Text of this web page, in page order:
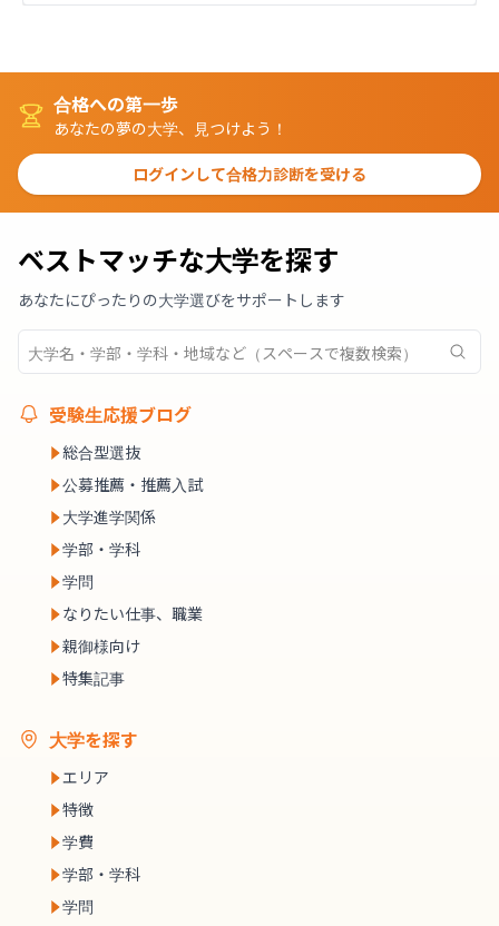
合格への第一歩
あなたの夢の大学、見つけよう！
ログインして合格力診断を受ける
ベストマッチな大学を探す
あなたにぴったりの大学選びをサポートします
受験生応援ブログ
総合型選抜
公募推薦・推薦入試
大学進学関係
学部・学科
学問
なりたい仕事、職業
親御様向け
特集記事
大学を探す
エリア
特徴
学費
学部・学科
学問